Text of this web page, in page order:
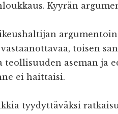
Kyyrän
toisen
teollisuuden aseman ja
ei haittaisi.
tyydyttäväksi